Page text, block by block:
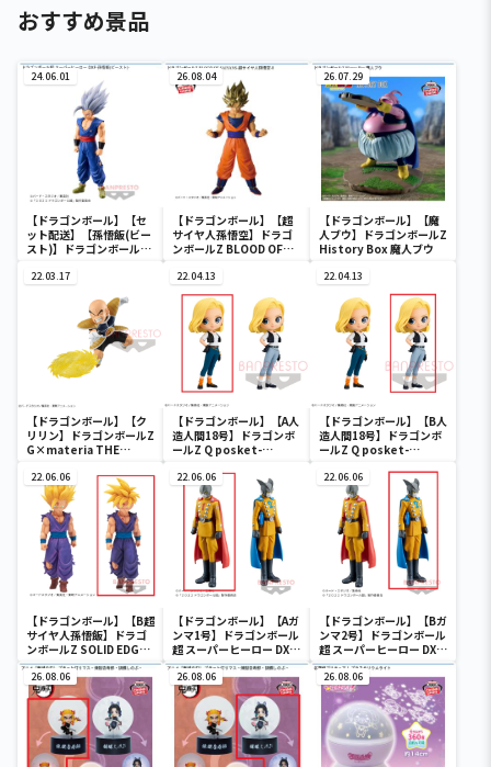
おすすめ景品
24.06.01
【ドラゴンボール】【セ
ット配送】【孫悟飯(ビー
スト)】ドラゴンボール超
悟飯(ビースト)-
26.08.04
【ドラゴンボール】【超
サイヤ人孫悟空】ドラゴ
ンボールZ BLOOD OF
空-Ⅱ
26.07.29
【ドラゴンボール】【魔
人ブウ】ドラゴンボールZ
History Box 魔人ブウ
22.03.17
【ドラゴンボール】【ク
リリン】ドラゴンボールZ
G×materia THE
22.04.13
【ドラゴンボール】【A人
造人間18号】ドラゴンボ
ールZ Q posket-
22.04.13
【ドラゴンボール】【B人
造人間18号】ドラゴンボ
ールZ Q posket-
22.06.06
【ドラゴンボール】【B超
サイヤ人孫悟飯】ドラゴ
ンボールZ SOLID EDGE
WORKS-THE出陣-5
22.06.06
【ドラゴンボール】【Aガ
ンマ1号】ドラゴンボール
超 スーパーヒーロー DXF-
ガンマ1号＆ガンマ2号-
22.06.06
【ドラゴンボール】【Bガ
ンマ2号】ドラゴンボール
超 スーパーヒーロー DXF-
ガンマ1号＆ガンマ2号-
26.08.06 26.08.06 26.08.06